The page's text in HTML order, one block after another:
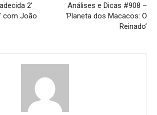
2’
com João
Análises e Dicas #908 –
‘Planeta dos Macacos: O
Reinado’